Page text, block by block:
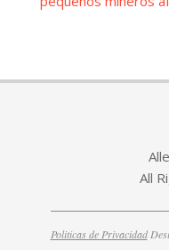
All
Politicas de Privacidad